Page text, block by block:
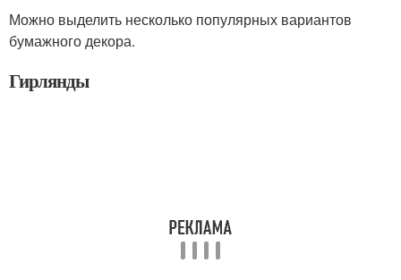
Можно выделить несколько популярных вариантов
бумажного декора.
Гирлянды